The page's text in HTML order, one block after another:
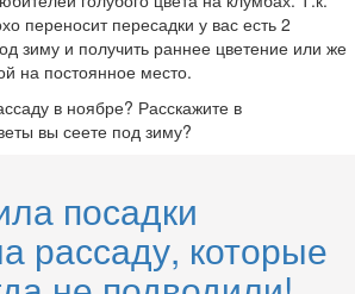
переносит пересадки у вас есть 2
зиму и получить раннее цветение или же
на постоянное место.
в ноябре? Расскажите в
вы сеете под зиму?
посадки
рассаду, которые